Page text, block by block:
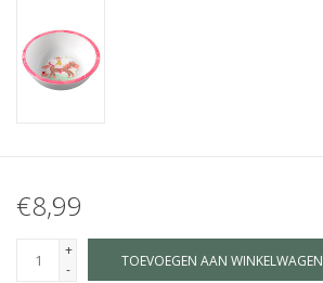
€8,99
+
-
TOEVOEGEN AAN WINKELWAGEN